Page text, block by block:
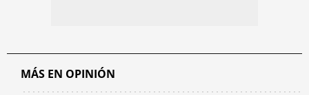
MÁS EN OPINIÓN